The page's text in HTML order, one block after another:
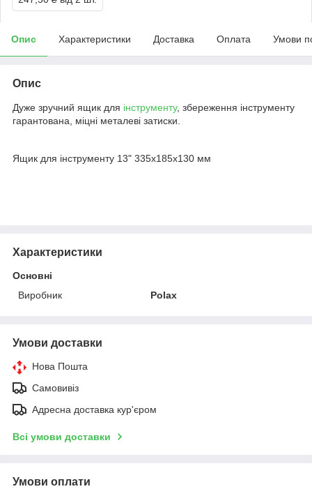
Опис Характеристики Доставка Оплата Умови
Опис
Дуже зручний ящик для інструменту, збереження інструменту
гарантована, міцні металеві затиски.
Ящик для інструменту 13" 335х185х130 мм
Характеристики
Основні
Виробник
Polax
Умови доставки
Нова Пошта
Самовивіз
Адресна доставка кур'єром
Всі умови доставки
Умови оплати